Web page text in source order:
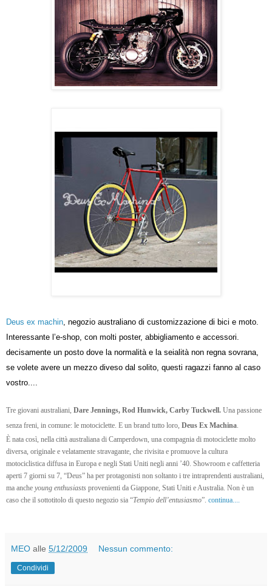
Deus ex machin , negozio australiano di customizzazione di bici e moto.
Interessante l’e-shop, con molti poster, abbigliamento e accessori.
decisamente un posto dove la normalità e la seialità non regna sovrana,
se volete avere un mezzo diveso dal solito, questi ragazzi fanno al caso
vostro....
Tre giovani australiani, Dare Jennings, Rod Hunwick, Carby Tuckwell. Una passione
senza freni, in comune: le motociclette. E un brand tutto loro, Deus Ex Machina
È nata così, nella città australiana di Camperdown, una compagnia di motociclette molto
diversa, originale e velatamente stravagante, che rivisita e promuove la cultura
motociclistica diffusa in Europa e negli Stati Uniti negli anni ’40. Showroom e caffetteria
aperti 7 giorni su 7, “Deus” ha per protagonisti non soltanto i tre intraprendenti australiani,
ma anche young enthusiasts provenienti da Giappone, Stati Uniti e Australia. Non è un
caso che il sottotitolo di questo negozio sia “Tempio dell’entusiasmo”. continua....
MEO alle 5/12/2009 Nessun commento:
Condividi